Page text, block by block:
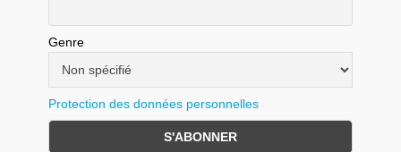
Genre
Protection des données personnelles